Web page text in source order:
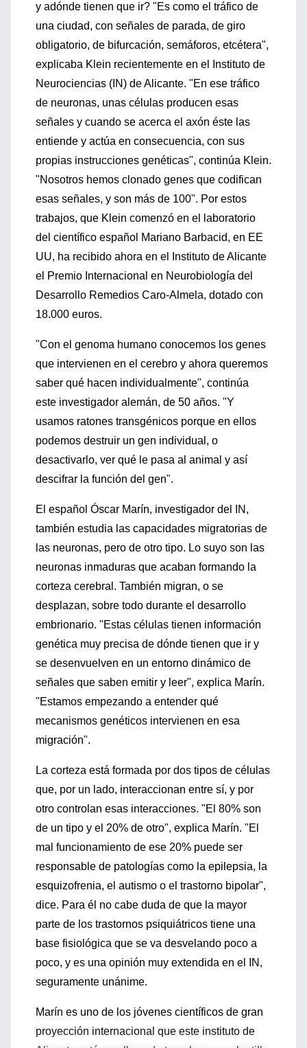
y adónde tienen que ir? "Es como el tráfico de
una ciudad, con señales de parada, de giro
obligatorio, de bifurcación, semáforos, etcétera",
explicaba Klein recientemente en el Instituto de
Neurociencias (IN) de Alicante. "En ese tráfico
de neuronas, unas células producen esas
señales y cuando se acerca el axón éste las
entiende y actúa en consecuencia, con sus
propias instrucciones genéticas", continúa Klein.
"Nosotros hemos clonado genes que codifican
esas señales, y son más de 100". Por estos
trabajos, que Klein comenzó en el laboratorio
del científico español Mariano Barbacid, en EE
UU, ha recibido ahora en el Instituto de Alicante
el Premio Internacional en Neurobiología del
Desarrollo Remedios Caro-Almela, dotado con
18.000 euros.
"Con el genoma humano conocemos los genes
que intervienen en el cerebro y ahora queremos
saber qué hacen individualmente", continúa
este investigador alemán, de 50 años. "Y
usamos ratones transgénicos porque en ellos
podemos destruir un gen individual, o
desactivarlo, ver qué le pasa al animal y así
descifrar la función del gen".
El español Óscar Marín, investigador del IN,
también estudia las capacidades migratorias de
las neuronas, pero de otro tipo. Lo suyo son las
neuronas inmaduras que acaban formando la
corteza cerebral. También migran, o se
desplazan, sobre todo durante el desarrollo
embrionario. "Estas células tienen información
genética muy precisa de dónde tienen que ir y
se desenvuelven en un entorno dinámico de
señales que saben emitir y leer", explica Marín.
"Estamos empezando a entender qué
mecanismos genéticos intervienen en esa
migración".
La corteza está formada por dos tipos de células
que, por un lado, interaccionan entre sí, y por
otro controlan esas interacciones. "El 80% son
de un tipo y el 20% de otro", explica Marín. "El
mal funcionamiento de ese 20% puede ser
responsable de patologías como la epilepsia, la
esquizofrenia, el autismo o el trastorno bipolar",
dice. Para él no cabe duda de que la mayor
parte de los trastornos psiquiátricos tiene una
base fisiológica que se va desvelando poco a
poco, y es una opinión muy extendida en el IN,
seguramente unánime.
Marín es uno de los jóvenes científicos de gran
proyección internacional que este instituto de